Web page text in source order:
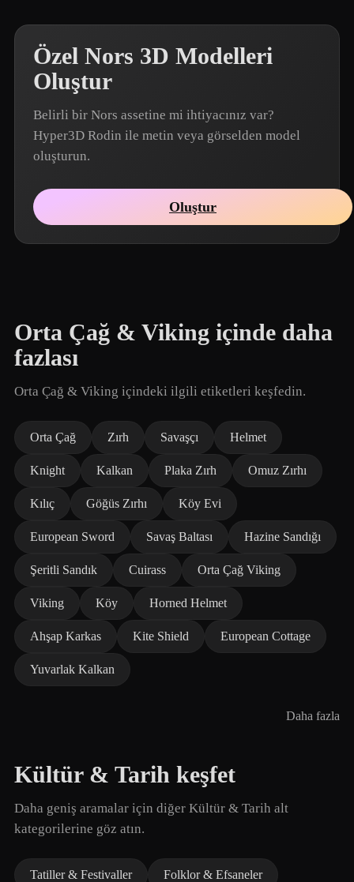
Özel Nors 3D Modelleri
Oluştur
Belirli bir Nors assetine mi ihtiyacınız var?
Hyper3D Rodin ile metin veya görselden model
oluşturun.
Oluştur
Orta Çağ & Viking içinde daha
fazlası
Orta Çağ & Viking içindeki ilgili etiketleri keşfedin.
Orta Çağ Zırh Savaşçı Helmet
Knight Kalkan Plaka Zırh Omuz Zırhı
Kılıç Göğüs Zırhı Köy Evi
European Sword Savaş Baltası Hazine Sandığı
Şeritli Sandık Cuirass Orta Çağ Viking
Viking Köy Horned Helmet
Ahşap Karkas Kite Shield European Cottage
Yuvarlak Kalkan
Daha fazla
Kültür & Tarih keşfet
Daha geniş aramalar için diğer Kültür & Tarih alt
kategorilerine göz atın.
Tatiller & Festivaller Folklor & Efsaneler